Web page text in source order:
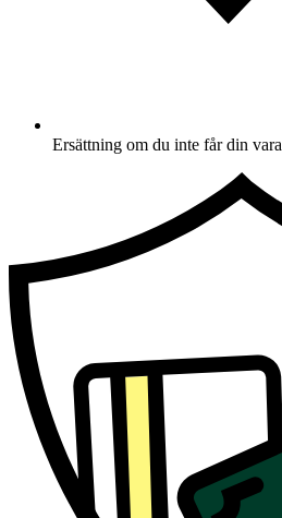
Ersättning om du inte får din vara